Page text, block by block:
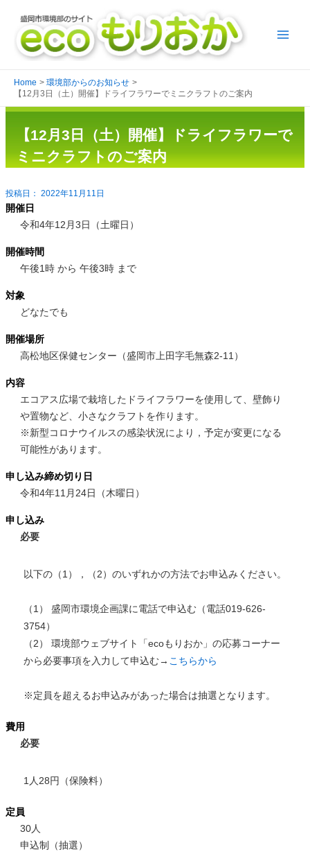
Home
環境部からのお知らせ
【12月3日（土）開催】ドライフラワーでミニクラフトのご案内
【12月3日（土）開催】ドライフラワーで
ミニクラフトのご案内
2022年11月11日
開催日
令和4年12月3日（土曜日）
開催時間
午後1時 から 午後3時 まで
対象
どなたでも
開催場所
高松地区保健センター（盛岡市上田字毛無森2-11）
内容
エコアス広場で栽培したドライフラワーを使用して、壁飾り
や置物など、小さなクラフトを作ります。
※新型コロナウイルスの感染状況により，予定が変更になる
可能性があります。
申し込み締め切り日
令和4年11月24日（木曜日）
申し込み
必要
以下の（1），（2）のいずれかの方法でお申込みください。
（1） 盛岡市環境企画課に電話で申込む（電話019-626-
3754）
（2） 環境部ウェブサイト「ecoもりおか」の応募コーナー
から必要事項を入力して申込む→ こちらから
※定員を超えるお申込みがあった場合は抽選となります。
費用
必要
1人28円（保険料）
定員
30人
申込制（抽選）